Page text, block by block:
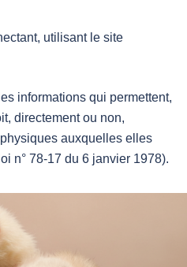
utilisant le site
informations qui permettent,
directement ou non,
auxquelles elles
n° 78-17 du 6 janvier 1978).